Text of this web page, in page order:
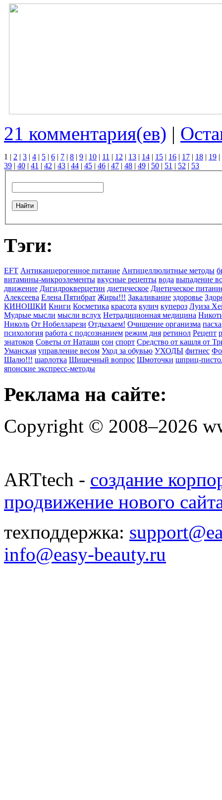
21 комментария(ев) |
1 | 2 | 3 | 4 | 5 | 6 | 7 | 8 | 9 | 10 | 11 | 12 | 13 | 14 | 15 | 16 | 17 | 18 | 19 |
39 | 40 | 41 | 42 | 43 | 44 | 45 | 46 | 47 | 48 | 49 | 50 | 51 | 52 | 53
Тэги:
EFT Антиканцерогенное питание Антицеллюлитные методы
витамины-микроэлементы вкусные рецепты вода выпадение
движение Дигидрокверцетин диетическое Диетическое
Алексеева Елена Пятибрат Жиры!!! Закаливание здоровье
КИНОШКИ Книги Косметика красота кулич купероз Луиза
Мудрые мысли мысли вслух Нетрадиционная медицина
Николь От Нобелларези Отдыхаем! Очищение организма пасха
психология работа с подсознанием режим дня ретинол Рецепт
знатоков Советы от Наташи сон спорт Средство от кашля от
Уманская управление весом Уход за обувью УХОДЫ фитнес
Шалю!!! шарлотка Шишечный вопрос Шмоточки шприц-
японские экспресс-методы
Реклама на сайте:
Copyright © 2008–2026
ARTtech - создание
продвижение нового
техподдержка:
info@easy-beauty.ru